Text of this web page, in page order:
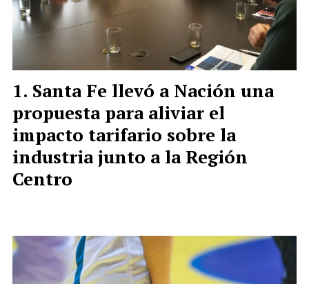
Santa Fe llevó a Nación una
propuesta para aliviar el
impacto tarifario sobre la
industria junto a la Región
Centro